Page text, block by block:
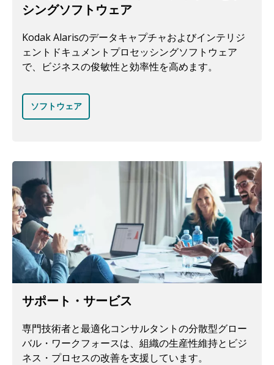
シングソフトウェア
Kodak Alarisのデータキャプチャおよびインテリジ
ェントドキュメントプロセッシングソフトウェア
で、ビジネスの俊敏性と効率性を高めます。
ソフトウェア
サポート・サービス
専門技術者と最適化コンサルタントの分散型グロー
バル・ワークフォースは、組織の生産性維持とビジ
ネス・プロセスの改善を支援しています。